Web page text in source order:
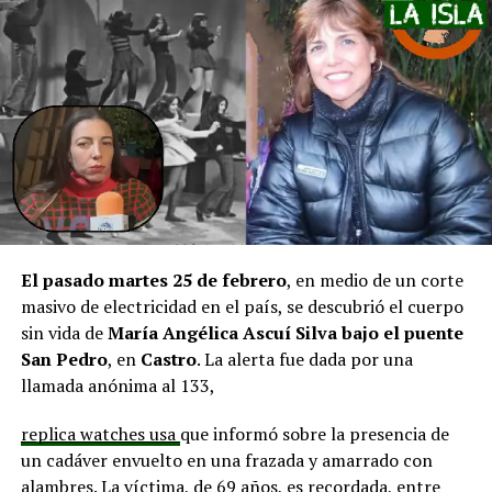
pero que se ha solicitado priorizar proyectos que estén
en línea con una disminución de los montos disponibles,
agregando que en su comuna tienen iniciativas
aprobadas que aún esperan financiamiento, como la
infraestructura del Club Deportivo Bernardo O’Higgins
y el cierre perimetral del Club Deportivo Aucar, obras
fundamentales para el desarrollo comunitario.
El alcalde de Quemchi, Javier Ugarte, expresó una
situación similar, señalando que en su comuna tienen
proyectos elegibles tanto en PMU como en PMB, pero
que hasta la fecha no han recibido respuesta clara sobre
si se entregarán los recursos.“Preocupa esta situación,
estos son proyectos que vienen trabajándose desde
hace tiempo y que hoy están en riesgo por la falta de
En la comuna deCuraco de Vélez, la alcaldesa Javiera
Yáñezindicó que históricamente la Subdere ha apoyado
El pasado martes 25 de febrero, en medio de un corte
masivo de electricidad en el país, se descubrió el cuerpo
sin vida deMaría Angélica Ascuí Silvabajo el puente
San Pedro, en Castro. La alerta fue dada por una
llamada anónima al 133,
replica watches usa que informó sobre la presencia de
un cadáver envuelto en una frazada y amarrado con
alambres. La víctima, de 69 años, es recordada, entre